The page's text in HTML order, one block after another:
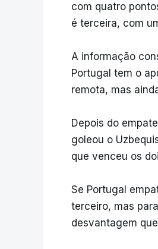
com quatro
é terceira, com
A informação
Portugal tem o
remota, mas
Depois do
goleou o
que venceu os
Se Portugal
terceiro, mas
desvantagem